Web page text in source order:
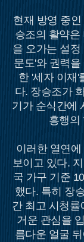
현재 방영 중
승조의 활약은
을 오가는 설정
문도'와 권력
한 '세자 이재'
다. 장승조가
기가 순식간에
흥행의
이러한 열연
보이고 있다.
국 가구 기준
했다. 특히 장
간 최고 시청률
거운 관심을
름다운 얼굴